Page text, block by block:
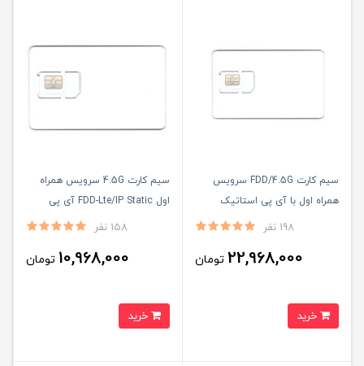
سیم کارت FDD/4.5G سرویس
همراه اول با آی پی استاتیک
یکساله و 600 گیگ اینترنت شش198 نفر
22,968,000 تومان
سیم کارت 4.5G سرویس همراه
اول FDD-Lte/IP Static آی پی
استاتیک یکساله همراه با100 گیگ
158 نفر
10,968,000 تومان